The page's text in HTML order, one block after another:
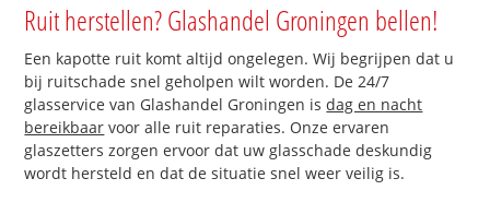
Ruit herstellen? Glashandel Groningen bellen!
Een kapotte ruit komt altijd ongelegen. Wij begrijpen dat u
bij ruitschade snel geholpen wilt worden. De 24/7
glasservice van Glashandel Groningen isdag en nacht
bereikbaar voor alle ruit reparaties. Onze ervaren
glaszetters zorgen ervoor dat uw glasschade deskundig
wordt hersteld en dat de situatie snel weer veilig is.